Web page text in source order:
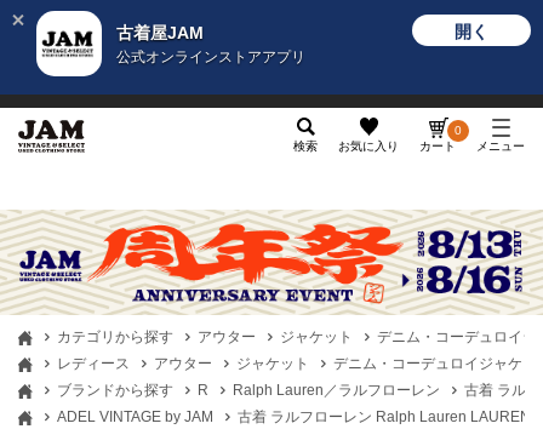
古着屋JAM
公式オンラインストアアプリ
開く
検索 お気に入り カート
0
メニュー
カテゴリから探す アウター ジャケット
デニム・コーデュロイジ
レディース
アウター ジャケット
デニム・コーデュロイジャケッ
ブランドから探す
R Ralph Lauren／ラルフローレン
古着 ラル
ADEL VINTAGE by JAM
古着 ラルフローレン Ralph Lauren LAUREN